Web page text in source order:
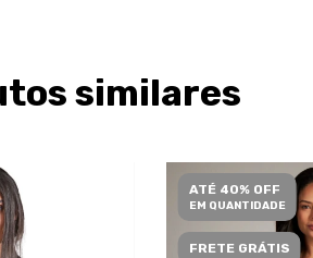
similares
ATÉ 40% OFF
EM QUANTIDADE
FRETE GRÁTIS